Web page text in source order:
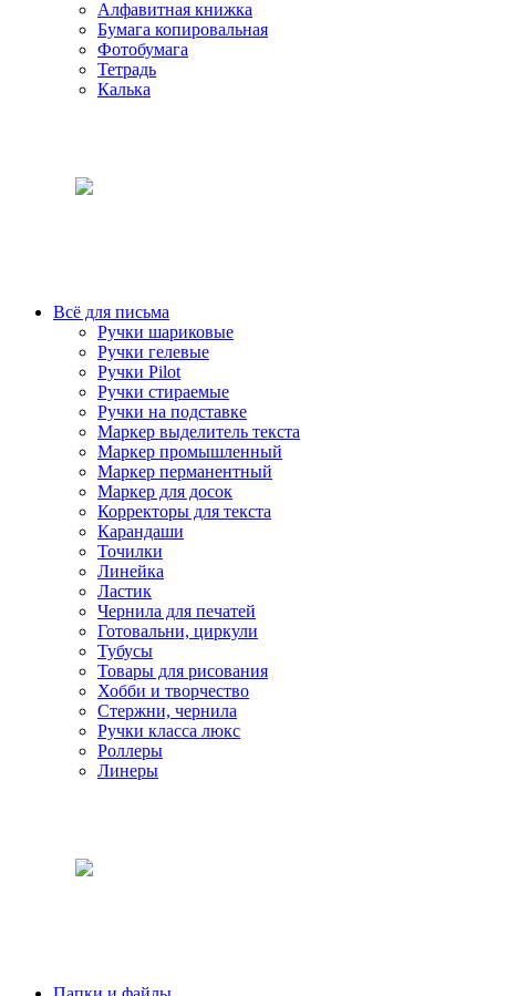
Алфавитная книжка
Бумага копировальная
Фотобумага
Тетрадь
Калька
Всё для письма
Ручки шариковые
Ручки гелевые
Ручки Pilot
Ручки стираемые
Ручки на подставке
Маркер выделитель текста
Маркер промышленный
Маркер перманентный
Маркер для досок
Корректоры для текста
Карандаши
Точилки
Линейка
Ластик
Чернила для печатей
Готовальни, циркули
Тубусы
Товары для рисования
Хобби и творчество
Стержни, чернила
Ручки класса люкс
Роллеры
Линеры